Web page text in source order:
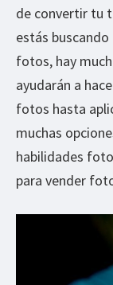
de convertir tu
estás
fotos, hay
ayudarán a
fotos hasta
muchas
habilidades
para vender